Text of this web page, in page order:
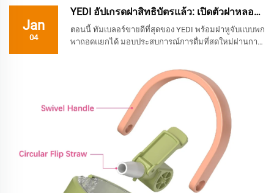
ลูกค้ารายใหม่ในช่วงการพูดคุยครั้งแรก: "ต่างกัน
อย่างไร..."
Jan
04
YEDI อัปเกรดฝาสิทธิบัตรแล้ว: เปิดตัวฝาหลอดกลับด...
ตอนนี้ ทัมเบลอร์ขายดีที่สุดของ YEDI พร้อมฝาหูจับแบบพก
พาถอดแยกได้ มอบประสบการณ์การดื่มที่สดใหม่ผ่านการ
สำหรับการพกพา: มีหูหิ้วหนา...